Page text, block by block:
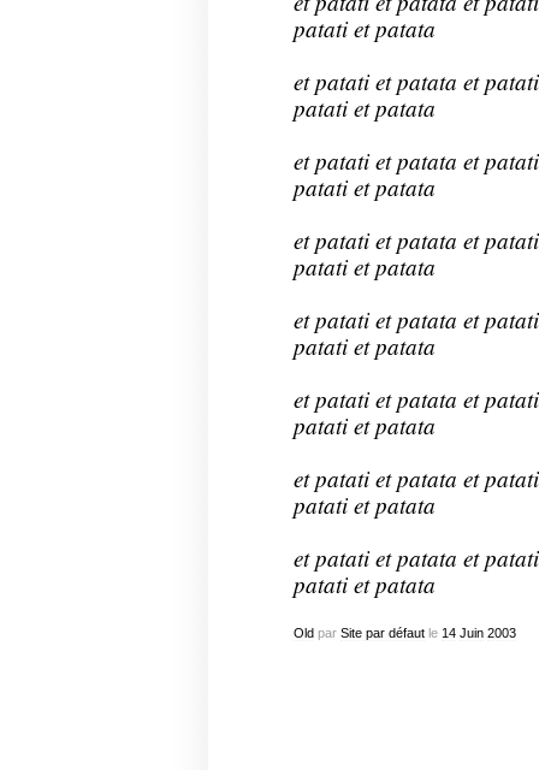
patati et patata
et patati et patata et
patati et patata
et patati et patata et
patati et patata
et patati et patata et
patati et patata
et patati et patata et
patati et patata
et patati et patata et
patati et patata
et patati et patata et
patati et patata
et patati et patata et
patati et patata
Oldpar Site par défautle 14 Juin 2003